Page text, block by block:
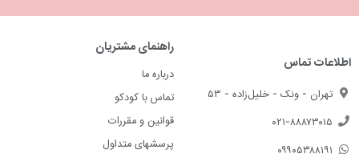
اطلاعات تماس
تهران - ونک - خلیل‌زاده - ۵۳
۰۲۱-۸۸۸۷۳۰۱۵
۰۹۹۰۵۳۸۸۱۹۱
راهنمای مشتریان
درباره ما
تماس با کودکو
قوانین و مقررات
پرسشهای متداول